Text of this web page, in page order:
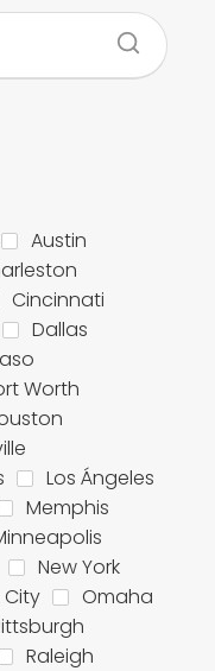
Austin
Cincinnati
Dallas
Worth
Los Ángeles
Memphis
New York
Omaha
Raleigh